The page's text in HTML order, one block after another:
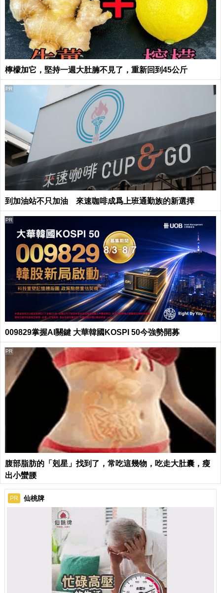
檸檬加它，堅持一週大肚腩不見了，重新回到45公斤
到加油站不只加油 來速咖啡成爲上班通勤族的新選擇
PR
009829掌握AI關鍵 大華韓國KOSPI 50今強勢開募
PR
腹部脂肪的「剋星」找到了，常吃這幾物，吃走大肚囊，瘦
出小蠻腰
PR
PR 仙桃牌